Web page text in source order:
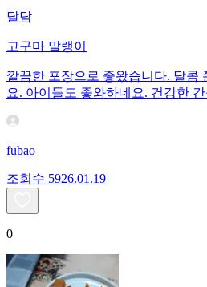
달담
고구마 말랭이
깔끔한 포장으로 좋왔습니다. 달콤
요. 아이들도 좋와하네요. 건강한
fubao
조회수 5926.01.19
0